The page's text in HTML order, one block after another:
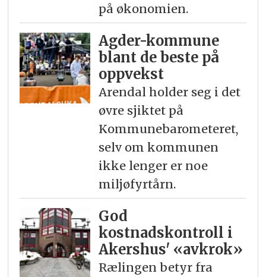
på økonomien.
Agder-kommune
blant de beste på
oppvekst
Arendal holder seg i det
øvre sjiktet på
Kommunebarometeret,
selv om kommunen
ikke lenger er noe
miljøfyrtårn.
God
kostnadskontroll i
Akershus' «avkrok»
Rælingen betyr fra